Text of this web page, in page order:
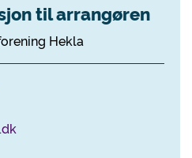
til arrangøren
Hekla